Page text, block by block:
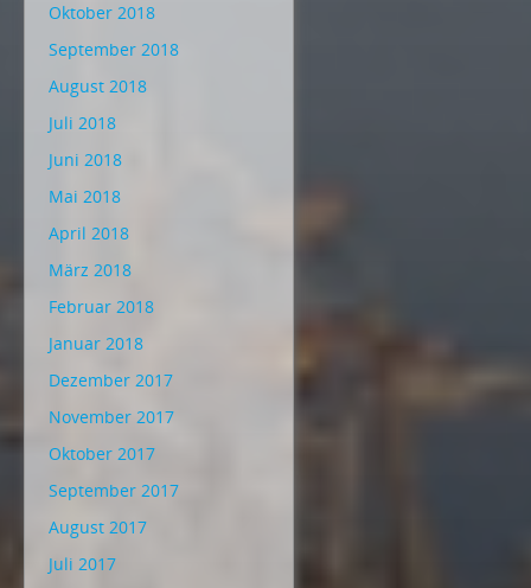
Oktober 2018
September 2018
August 2018
Juli 2018
Juni 2018
Mai 2018
April 2018
März 2018
Februar 2018
Januar 2018
Dezember 2017
November 2017
Oktober 2017
September 2017
August 2017
Juli 2017